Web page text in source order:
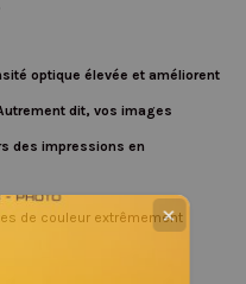
optique élevée et améliorent
dit, vos images
des impressions en
de couleur extrêmement
✕